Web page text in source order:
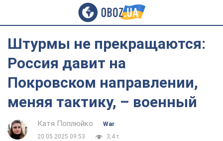
Штурмы не прекращаются:
Россия давит на
Покровском направлении,
меняя тактику, – военный
Катя Поплюйко
War
20.05.2025 09:53
3,4 т.